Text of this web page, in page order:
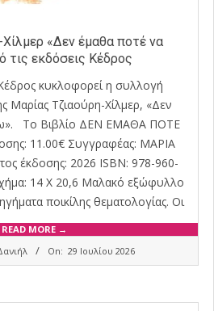
«Δεν έμαθα ποτέ να
τις εκδόσεις Κέδρος
κυκλοφορεί η συλλογή
Μαρίας Τζιαούρη-Χίλμερ, «Δεν
Το Βιβλίο ΔΕΝ ΕΜΑΘΑ ΠΟΤΕ
11.00€ Συγγραφέας: ΜΑΡΙΑ
έκδοσης: 2026 ISBN: 978-960-
14 Χ 20,6 Μαλακό εξώφυλλο
ποικίλης θεματολογίας. Οι
READ MORE →
On: 29 Ιουλίου 2026